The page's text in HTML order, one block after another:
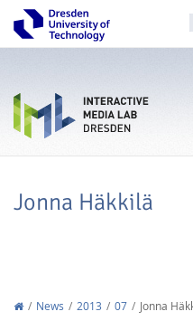
Jonna Häkkilä
News 2013 07
Jonna